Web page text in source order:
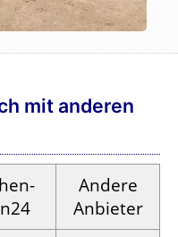
mit anderen
Andere
Anbieter